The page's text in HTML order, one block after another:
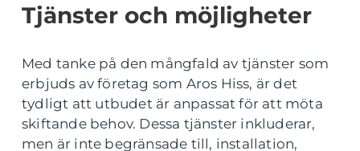
Tjänster och möjligheter
Med tanke på den mångfald av tjänster som
erbjuds av företag som Aros Hiss, är det
tydligt att utbudet är anpassat för att möta
skiftande behov. Dessa tjänster inkluderar,
men är inte begränsade till, installation,